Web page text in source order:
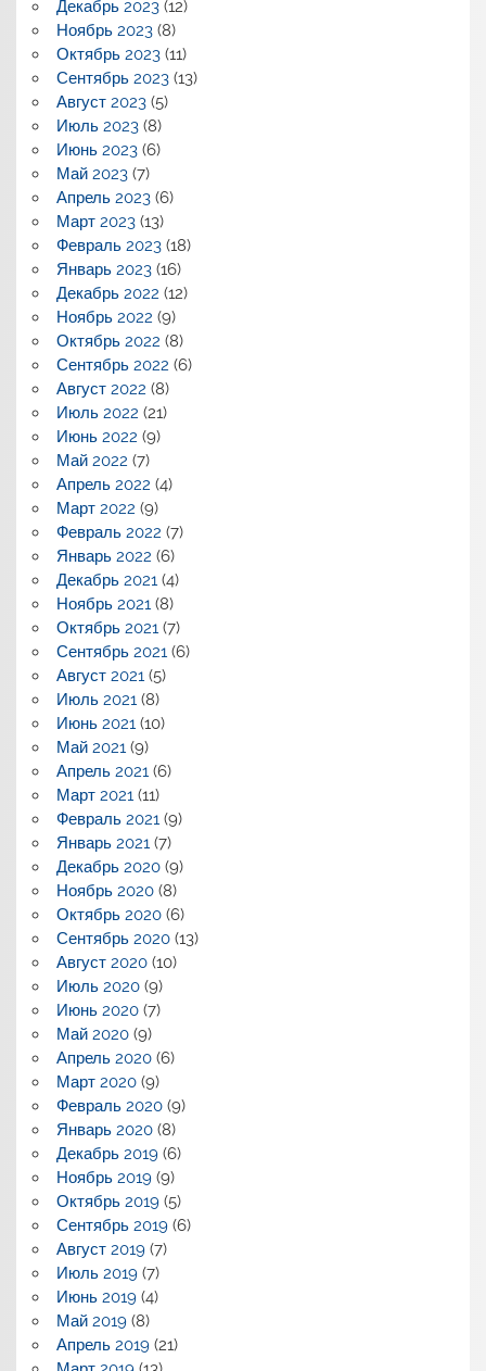
Декабрь 2023(12)
Ноябрь 2023(8)
Октябрь 2023(11)
Сентябрь 2023(13)
Август 2023(5)
Июль 2023(8)
Июнь 2023(6)
Май 2023(7)
Апрель 2023(6)
Март 2023(13)
Февраль 2023(18)
Январь 2023(16)
Декабрь 2022 (12)
Ноябрь 2022 (9)
Октябрь 2022 (8)
Сентябрь 2022 (6)
Август 2022 (8)
Июль 2022 (21)
Июнь 2022 (9)
Май 2022 (7)
Апрель 2022 (4)
Март 2022 (9)
Февраль 2022 (7)
Январь 2022 (6)
Декабрь 2021(4)
Ноябрь 2021(8)
Октябрь 2021(7)
Сентябрь 2021(6)
Август 2021(5)
Июль 2021(8)
Июнь 2021(10)
Май 2021(9)
Апрель 2021(6)
Март 2021(11)
Февраль 2021(9)
Январь 2021(7)
Декабрь 2020(9)
Ноябрь 2020(8)
Октябрь 2020(6)
Сентябрь 2020(13)
Август 2020(10)
Июль 2020(9)
Июнь 2020(7)
Май 2020(9)
Апрель 2020(6)
Март 2020(9)
Февраль 2020(9)
Январь 2020(8)
Декабрь 2019(6)
Ноябрь 2019(9)
Октябрь 2019(5)
Сентябрь 2019(6)
Август 2019(7)
Июль 2019(7)
Июнь 2019(4)
Май 2019(8)
Апрель 2019(21)